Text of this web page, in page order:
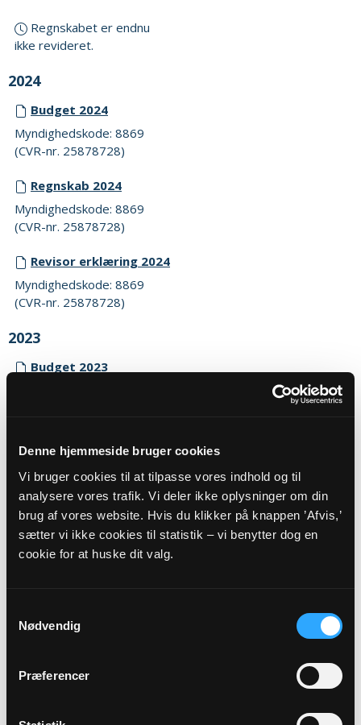
Denne hjemmeside bruger cookies
Vi bruger cookies til at tilpasse vores indhold og til
analysere vores trafik. Vi deler ikke oplysninger om din
brug af vores website. Hvis du klikker på knappen ’Afvis,’
sætter vi ikke cookies til statistik – vi benytter dog en
cookie for at huske dit valg.
Nødvendig
Præferencer
Regnskabet er endnu
ikke revideret.
2024
Budget 2024
Myndighedskode: 8869
(CVR-nr. 25878728)
Regnskab 2024
Myndighedskode: 8869
(CVR-nr. 25878728)
Revisor erklæring 2024
Myndighedskode: 8869
(CVR-nr. 25878728)
2023
Budget 2023
(CVR-nr. 25878728)
Revisor erklæring 2023
Myndighedskode: 8869
(CVR-nr. 25878728)
Budget 2022